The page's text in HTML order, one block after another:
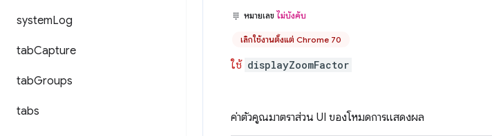
systemLog
tabCapture
tabGroups
tabs
หมายเลข ไม่บังคับ
เลิกใช้งานตั้งแต่ Chrome 70
ใช้ displayZoomFactor
ค่าตัวคูณมาตราส่วน UI ของโหมดการแสดงผล